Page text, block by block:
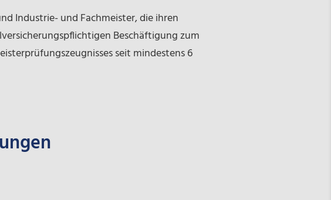
Industrie- und Fachmeister, die ihren
Beschäftigung zum
seit mindestens 6